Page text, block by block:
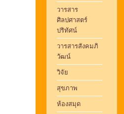
วารสาร
ศิลปศาสตร์
ปริทัศน์
วารสารสังคมภิ
วัฒน์
วิจัย
สุขภาพ
ห้องสมุด